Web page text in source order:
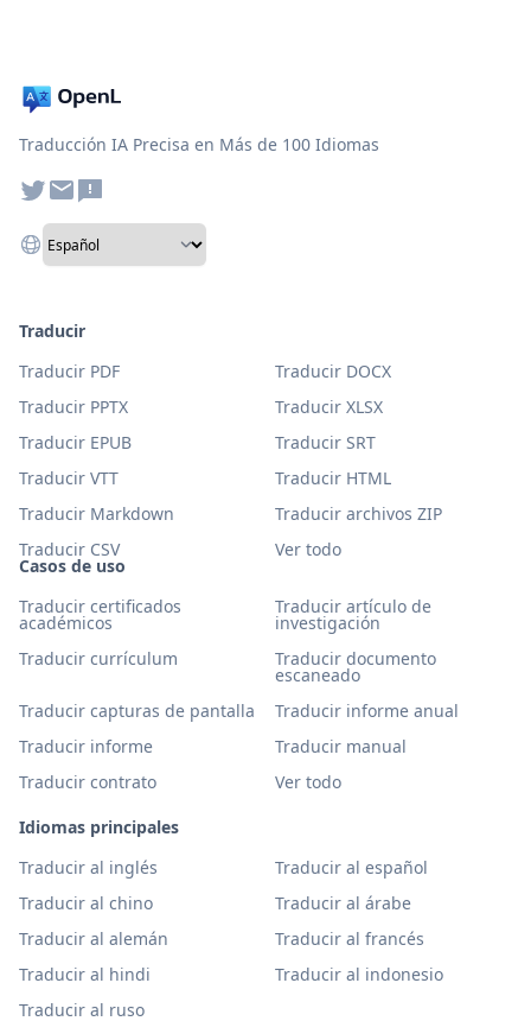
Traducción IA Precisa en Más de 100 Idiomas
Casos de uso
Traducir certificados
académicos
Traducir artículo de
investigación
Traducir currículum
Traducir documento
escaneado
Traducir capturas de pantalla
Traducir informe anual
Traducir informe
Traducir manual
Traducir contrato
Ver todo
Idiomas principales
Traducir al inglés
Traducir al español
Traducir al chino
Traducir al árabe
Traducir al alemán
Traducir al francés
Traducir al hindi
Traducir al indonesio
Traducir al ruso
Traducir
Traducir PDF
Traducir DOCX
Traducir PPTX
Traducir XLSX
Traducir EPUB
Traducir SRT
Traducir VTT
Traducir HTML
Traducir Markdown
Traducir archivos ZIP
Traducir CSV
Ver todo